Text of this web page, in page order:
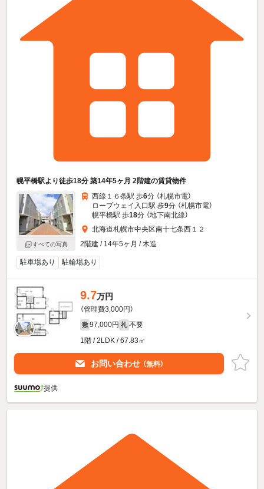
幌平橋駅より徒歩18分 築14年5ヶ月 2階建の賃貸物件
すべての写真
西線１６条駅 歩6分 （札幌市電）
ロープウェイ入口駅 歩9分 （札幌市電）
幌平橋駅 歩18分 （地下南北線）
北海道札幌市中央区南十七条西１２
2階建 / 14年5ヶ月 / 木造
駐車場あり 駐輪場あり
9.7万円
（管理費3,000円）
敷 97,000円 礼 不要
1階 / 2LDK / 67.83㎡
お問い合わせ （無料）
提供